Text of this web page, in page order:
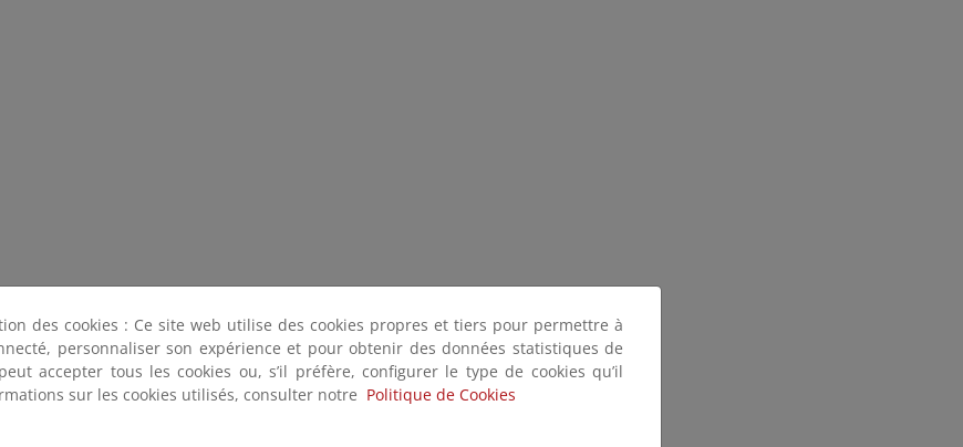
des cookies : Ce site web utilise des cookies propres et tiers pour permettre à
personnaliser son expérience et pour obtenir des données statistiques de
accepter tous les cookies ou, s’il préfère, configurer le type de cookies qu’il
sur les cookies utilisés, consulter notre Politique de Cookies